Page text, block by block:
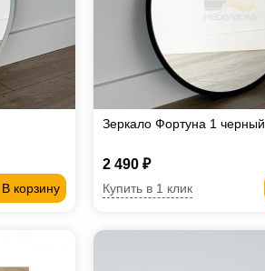
В корзину
Зеркало Фортуна 1 черный
2 490 ₽
Купить в 1 клик